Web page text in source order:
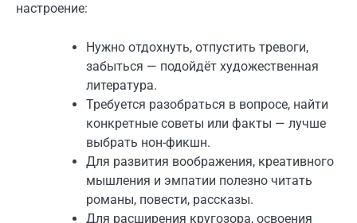
настроение:
Нужно отдохнуть, отпустить тревоги,
забыться — подойдёт художественная
литература.
Требуется разобраться в вопросе, найти
конкретные советы или факты — лучше
выбрать нон-фикшн.
Для развития воображения, креативного
мышления и эмпатии полезно читать
романы, повести, рассказы.
Для расширения кругозора, освоения